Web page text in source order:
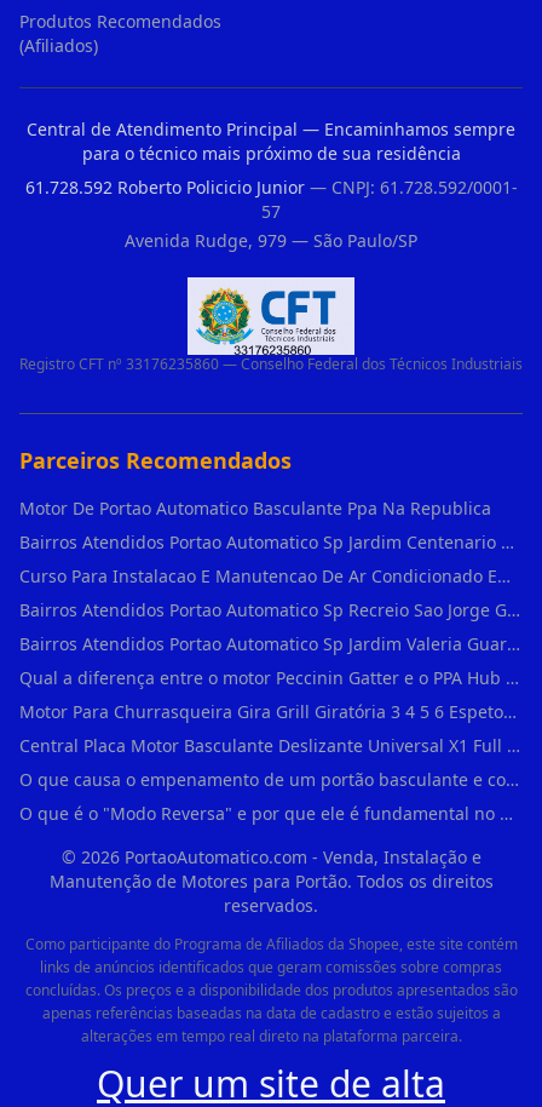
Produtos Recomendados
(Afiliados)
Central de Atendimento Principal — Encaminhamos sempre
para o técnico mais próximo de sua residência
61.728.592 Roberto Policicio Junior— CNPJ: 61.728.592/0001-
57
Avenida Rudge, 979 — São Paulo/SP
Registro CFT nº 33176235860 — Conselho Federal dos Técnicos Industriais
Parceiros Recomendados
Motor De Portao Automatico Basculante Ppa Na Republica
Bairros Atendidos Portao Automatico Sp Jardim Centenario Guarulhos Sp Motor Para Portao Automatico Eletronico
Curso Para Instalacao E Manutencao De Ar Condicionado Em Sao Paulo
Bairros Atendidos Portao Automatico Sp Recreio Sao Jorge Guarulhos Sp Motor Para Portao Automatico Eletronico
Bairros Atendidos Portao Automatico Sp Jardim Valeria Guarulhos Sp Motor Para Portao Automatico Eletronico
Qual a diferença entre o motor Peccinin Gatter e o PPA Hub em Vila Romana?
Motor Para Churrasqueira Gira Grill Giratória 3 4 5 6 Espetos Gme Maxtorque Bivo em Cidade Dutra
Central Placa Motor Basculante Deslizante Universal X1 Full Range 433mhz em Vila Prudente
O que causa o empenamento de um portão basculante e como evitar em Campo Belo?
O que é o "Modo Reversa" e por que ele é fundamental no dia a dia em Itapevi?
© 2026PortaoAutomatico.com - Venda, Instalação e
Manutenção de Motores para Portão. Todos os direitos
reservados.
Como participante do Programa de Afiliados da Shopee, este site contém
links de anúncios identificados que geram comissões sobre compras
concluídas. Os preços e a disponibilidade dos produtos apresentados são
apenas referências baseadas na data de cadastro e estão sujeitos a
alterações em tempo real direto na plataforma parceira.
Quer um site de alta